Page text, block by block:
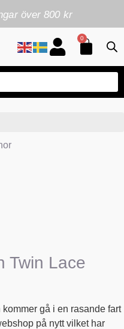
över 800 kr
0
Twin Lace
gå i en rasande fart
på nytt vilket har